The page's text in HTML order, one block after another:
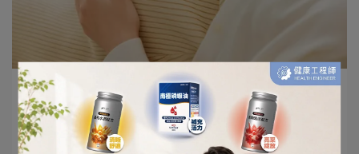
DHA是什麼？DHA功效有哪些？DHA是孕
婦懷寶寶的重要關鍵！
書僮 | 2024-10-04